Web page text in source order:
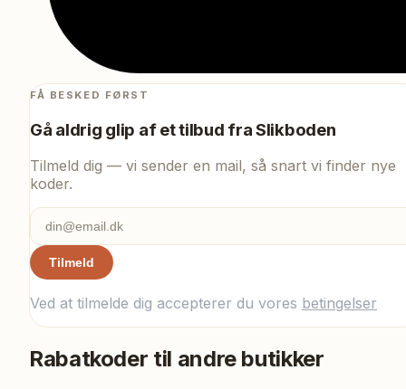
FÅ BESKED FØRST
Gå aldrig glip af et tilbud fraSlikboden
Tilmeld dig — vi sender en mail, så snart vi finder nye
koder.
Tilmeld
Ved at tilmelde dig accepterer du vores betingelser
Rabatkoder til andre butikker